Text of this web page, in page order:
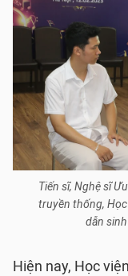
Tiến sĩ, Nghệ sĩ
truyền thống,
dẫn
Hiện nay, Học